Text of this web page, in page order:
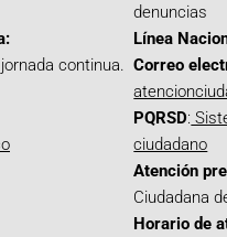
continua.
denuncias
Línea
Correo
PQRSD:
ciudadano
Atención
Ciudadana
Horario de